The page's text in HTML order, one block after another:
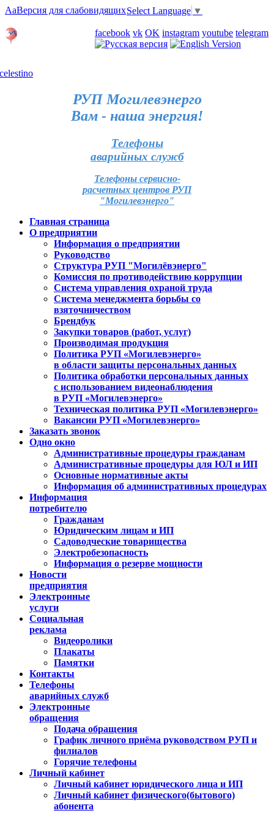
AaВерсия для слабовидящихSelect Language ▼
facebook vk OK instagram youtube telegram
РУП Могилевэнерго
Вам - наша энергия!
Телефоны
аварийных служб
Телефоны сервисно-
расчетных центров РУП
"Могилевэнерго"
Главная страница
О предприятии
Информация о предприятии
Руководство
Структура РУП "Могилёвэнерго"
Комиссия по противодействию коррупции
Система управления охраной труда
Система менеджмента борьбы со
взяточничеством
Брендбук
Закупки товаров (работ, услуг)
Производимая продукция
Политика РУП «Могилевэнерго»
в области защиты персональных данных
Политика обработки персональных данных
с использованием видеонаблюдения
в РУП «Могилевэнерго»
Техническая политика РУП «Могилевэнерго»
Вакансии РУП «Могилевэнерго»
Заказать звонок
Одно окно
Административные процедуры гражданам
Административные процедуры для ЮЛ и ИП
Основные нормативные акты
Информация об административных процедурах
Информация
потребителю
Гражданам
Юридическим лицам и ИП
Садоводческие товарищества
Электробезопасность
Информация о резерве мощности
Новости
предприятия
Электронные
услуги
Социальная
реклама
Видеоролики
Плакаты
Памятки
Контакты
Телефоны
аварийных служб
Электронные
обращения
Подача обращения
График личного приёма руководством РУП и
филиалов
Горячие телефоны
Личный кабинет
Личный кабинет юридического лица и ИП
Личный кабинет физического(бытового)
абонента